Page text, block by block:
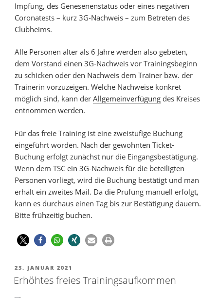
Impfung, des Genesenenstatus oder eines negativen
Coronatests – kurz 3G-Nachweis – zum Betreten des
Clubheims.
Alle Personen älter als 6 Jahre werden also gebeten,
dem Vorstand einen 3G-Nachweis vor Trainingsbeginn
zu schicken oder den Nachweis dem Trainer bzw. der
Trainerin vorzuzeigen. Welche Nachweise konkret
möglich sind, kann der Allgemeinverfügung des Kreises
entnommen werden.
Für das freie Training ist eine zweistufige Buchung
eingeführt worden. Nach der gewohnten Ticket-
Buchung erfolgt zunächst nur die Eingangsbestätigung.
Wenn dem TSC ein 3G-Nachweis für die beteiligten
Personen vorliegt, wird die Buchung bestätigt und man
erhält ein zweites Mail. Da die Prüfung manuell erfolgt,
kann es durchaus einen Tag bis zur Bestätigung dauern.
Bitte frühzeitig buchen.
23. JANUAR 2021
Erhöhtes freies Trainingsaufkommen